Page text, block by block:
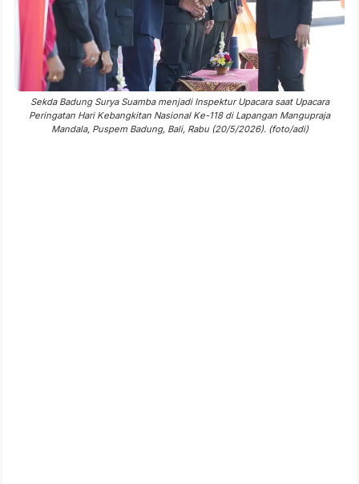
Sekda Badung Surya Suamba menjadi Inspektur Upacara saat Upacara
Peringatan Hari Kebangkitan Nasional Ke-118 di Lapangan Mangupraja
Mandala, Puspem Badung, Bali, Rabu (20/5/2026). (foto/adi)